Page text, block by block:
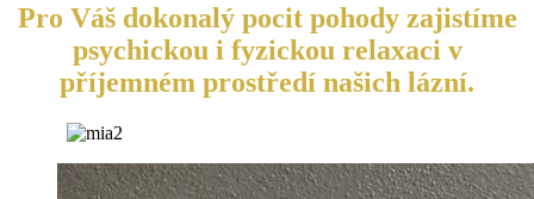
Pro Váš dokonalý pocit pohody zajistíme
psychickou i fyzickou relaxaci v
příjemném prostředí našich lázní.